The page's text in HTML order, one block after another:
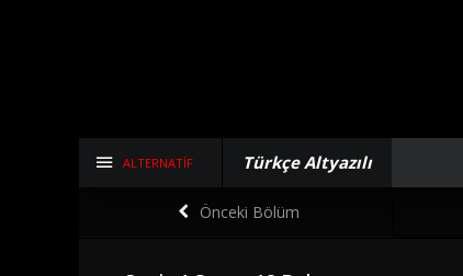
ALTERNATIF Türkçe Altyazılı
Önceki Bölüm